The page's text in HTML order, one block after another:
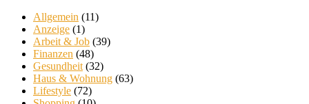
Allgemein (11)
Anzeige (1)
Arbeit & Job (39)
Finanzen (48)
Gesundheit (32)
Haus & Wohnung (63)
Lifestyle (72)